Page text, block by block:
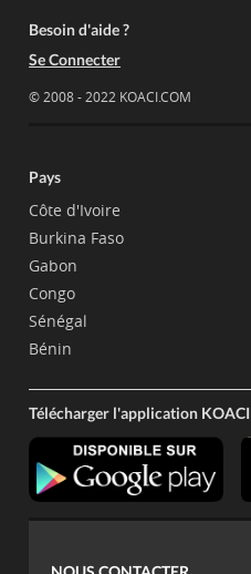
Besoin d'aide ?
Se Connecter
© 2008 - 2022 KOACI.COM
Pays
Côte d'Ivoire
Burkina Faso
Gabon
Congo
Sénégal
Bénin
Télécharger l'application KOACI